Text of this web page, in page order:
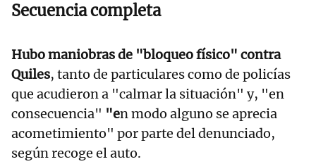
Secuencia completa
Hubo maniobras de "bloqueo físico" contra
Quiles, tanto de particulares como de policías
que acudieron a "calmar la situación" y, "en
consecuencia" "en modo alguno se aprecia
acometimiento" por parte del denunciado,
según recoge el auto.